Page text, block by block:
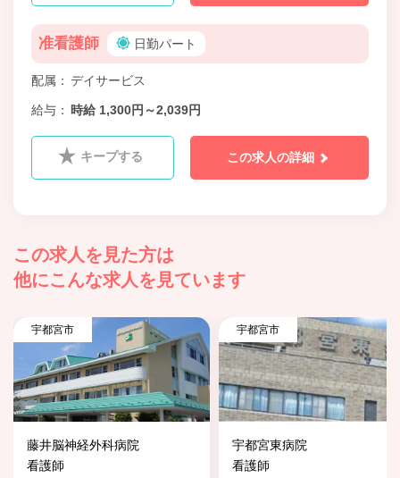
准看護師 日勤パート
配属 デイサービス
給与 時給 1,300円～2,039円
キープする この求人の詳細
この求人を見た方は
他にこんな求人を見ています
宇都宮市
藤井脳神経外科病院
看護師
宇都宮市
宇都宮東病院
看護師